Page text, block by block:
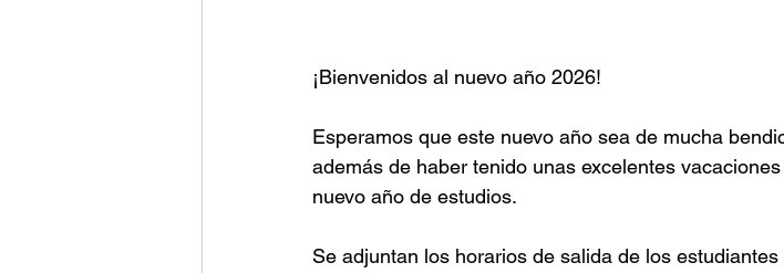
¡Bienvenidos al nuevo año 2026!
Esperamos que este nuevo año sea de mucha
además de haber tenido unas excelentes
nuevo año de estudios.
Se adjuntan los horarios de salida de los